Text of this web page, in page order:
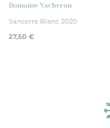
Domaine Vacheron
Sancerre Blanc 2020
27,50 €